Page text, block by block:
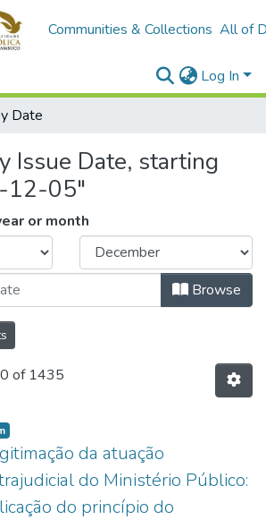
Communities & Collections All of
Log In
Date
Issue Date, starting
12-05"
or month
Browse
of 1435
type:
,
da atuação
do Ministério Público:
do princípio do